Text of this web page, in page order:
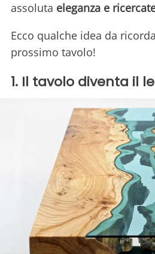
assoluta eleganza e
Ecco qualche idea da
prossimo tavolo!
1. Il tavolo diventa il